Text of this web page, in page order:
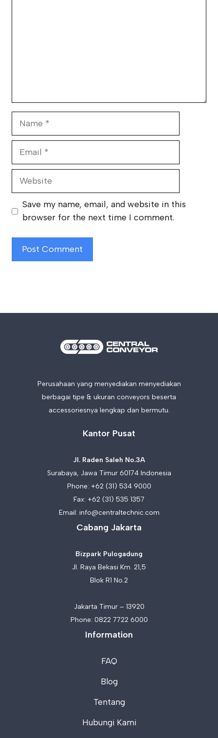
Website
Save my name, email, and website in this
browser for the next time I comment.
Perusahaan yang menyediakan menyediakan
berbagai tipe & ukuran conveyors beserta
accessoriesnya lengkap dan bermutu.
Kantor Pusat
Jl. Raden Saleh No.3A
Surabaya, Jawa Timur 60174 Indonesia
Phone: +62 (31) 534 9000
Fax: +62 (31) 535 1357
Email: info@centraltechnic.com
Cabang Jakarta
Bizpark Pulogadung
Jl. Raya Bekasi Km. 21,5
Blok R1 No.2
Jakarta Timur – 13920
Phone: 0822 7722 6000
Information
FAQ
Blog
Tentang
Hubungi Kami